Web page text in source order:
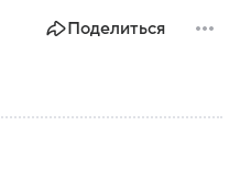
Поделиться